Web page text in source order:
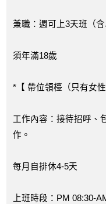
兼職：週可上3天班（
須年滿18歲
*【 帶位領檯（只有女
工作內容：接待招呼、
作。
每月自排休4-5天
上班時段：PM 08:30-